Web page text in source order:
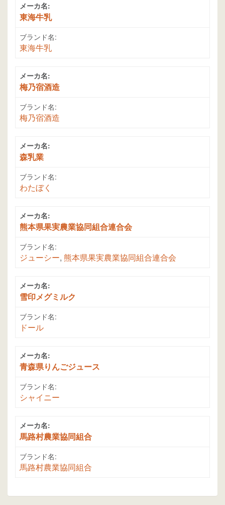
メーカ名:
東海牛乳
ブランド名:
東海牛乳
メーカ名:
梅乃宿酒造
ブランド名:
梅乃宿酒造
メーカ名:
森乳業
ブランド名:
わたぼく
メーカ名:
熊本県果実農業協同組合連合会
ブランド名:
ジューシー, 熊本県果実農業協同組合連合会
メーカ名:
雪印メグミルク
ブランド名:
ドール
メーカ名:
青森県りんごジュース
ブランド名:
シャイニー
メーカ名:
馬路村農業協同組合
ブランド名:
馬路村農業協同組合